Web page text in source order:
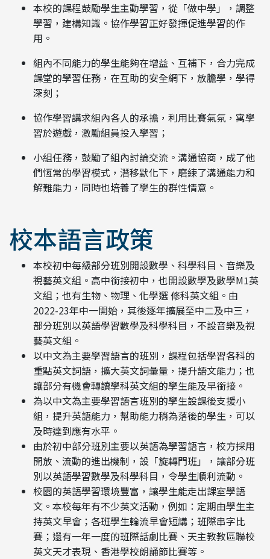
本校的課程鼓勵學生主動學習，從「做中學」，調整
學習，建構知識。協作學習正好發揮促進學習的作
用。
組內不同能力的學生能夠在增益、互補下，合力完成
課堂的學習任務，在互助的安全網下，放膽學，學得
深刻；
協作學習講求組內各人的承擔，利用比賽氣氛，寓學
習於遊戲，激勵組員投入學習；
小組任務，鼓勵了組內討論交流。溝通協商，成了他
們恆常的學習模式，潛移默化下，磨練了溝通能力和
解難能力，同時也培養了學生的群性情意。
校本語言政策
本校初中每級部分班別開設數學、科學科目、音樂及
視藝英文組。高中銜接初中，也開設數學及數學M1英
文組；也有生物、物理、化學選 修科英文組。由
2022-23年中一開始，其後逐年擴展至中二及中三，
部分班別以英語學習數學及科學科目，不設音樂及視
藝英文組。
以中文為主要學習語言的班別，課程包括學習各科的
重點英文詞語，擴大英文詞彙量，提升語文能力；也
讓部分有機會轉讀學科英文組的學生能及早銜接。
為以中文為主要學習語言班別的學生設課後支援小
組，提升英語能力，幫助能力稍為落後的學生，可以
及時達到應有水平。
由於初中部分班別主要以英語為學習語言，校方採用
開放、流動的進出機制，設「旋轉門班」，讓部分班
別以英語學習數學及科學科目，令學生順利流動。
校園的英語學習環境豐富，讓學生能走出課室學語
文。本校每年有不少英文活動，例如：定期由學生主
持英文早會；各班學生輪流早會短講；班際串字比
賽；還有一年一度的班際話劇比賽、天主教教區聯校
英文天才表現、香港學校朗誦節比賽等。